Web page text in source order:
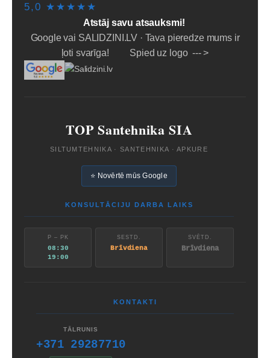
5,0 ★★★★★
Atstāj savu atsauksmi!
Google vai SALIDZINI.LV · Tava pieredze mums ir
ļoti svarīga! Spied uz logo --- >
TOP Santehnika SIA
SILTUMTEHNIKA · SANTEHNIKA · APKURE
⭐ Novērtē mūs Google
KONSULTĀCIJU DARBA LAIKS
P – PK
08:30
19:00
SESTD.
Brīvdiena
SVĒTD.
Brīvdiena
KONTAKTI
TĀLRUNIS
+371 29287710